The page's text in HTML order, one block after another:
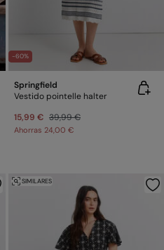
-60%
Springfield
Vestido pointelle halter
15,99 € 39,99 €
Ahorras 24,00 €
SIMILARES